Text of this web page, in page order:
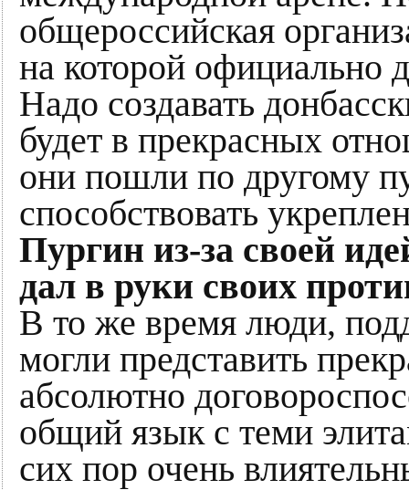
общероссийская
на которой официально
Надо создавать
будет в прекрасных
они пошли по другому
способствовать
Пургин из-за своей
дал в руки своих
В то же время люди,
могли представить
абсолютно
общий язык с теми
сих пор очень